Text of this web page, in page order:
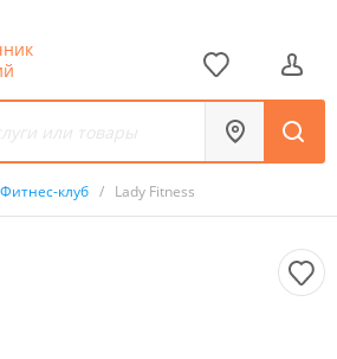
Фитнес-клуб / Lady Fitness